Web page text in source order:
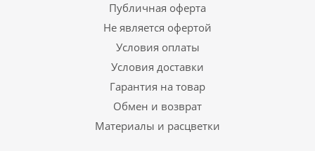
Публичная оферта
Не является офертой
Условия оплаты
Условия доставки
Гарантия на товар
Обмен и возврат
Материалы и расцветки